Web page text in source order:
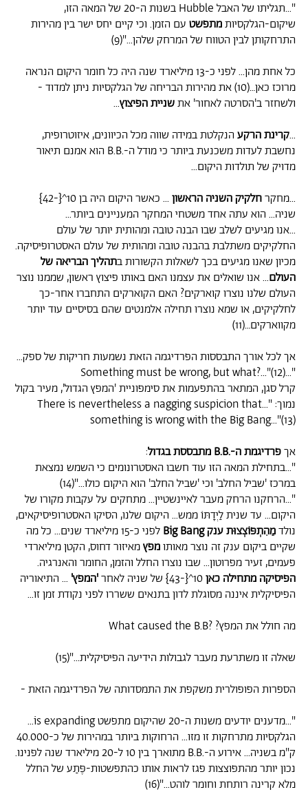
"...תגליתו של האבל Hubble בשנות ה-20 של המאה הזו,
שיקום-הגלקסיותמתפשטעם הזמן. וכי קיים יחס ישר בין מהירות
התרחקותן לבין הטווח של המרחק שלהן..."(9)
כל אחת מהן... לפני כ-13 מיליארד שנה היה כל חומר היקום הנראה
מרוכז כאן…(10) את מהירות הבריחה של הגלקסיות ניתן למדוד -
ולשחזר ב'הסרטה לאחור' אתשניית הפיצוץ...
...קרינת הרקעהנקלטת במידה שווה מכל הכיוונים, איזוטרופית,
נחשבת לעדות משכנעת ביותר כי מודל ה-.B.B הוא אמנם תיאור
מדויק של תולדות היקום...
...מחקרחלקיק השניה הראשון
... כאשר היקום היה בן 10^{-42}
שניה... הוא עתה אחד משטחי המחקר המעניינים ביותר...
...אנו מגיעים לשלב שבו הבנה טובה ומהותית יותר של עולם
החלקיקים משתלבת בהבנה טובה ומהותית של עולם האסטרופיסיקה.
מכיון שאנו מגיעים בכך לשאלות הקשורות בתהליך הבריאה של
העולם... אנו שואלים את עצמנו האם באותו פיצוץ ראשון, שממנו נוצר
העולם שלנו נוצרו קוארקים? האם הקוארקים התחברו אחר-כך
לחלקיקים, או שמא נוצרו תחילה אלמנטים שהם בסיסיים עוד יותר
מקווארקים…(11)
אך לכל אורך התבססות הפרדיגמה הזאת נשמעות חריקות של ספק...
"...Something must be wrong, but what?..."(12)
קרל סגן, המתאר בהתפעמות את סימפוניית 'המפץ הגדול', מעיר בקול
נמוך: "...There is nevertheless a nagging suspicion that
something is wrong with the Big Bang..."(13)
אךפרדיגמת ה-.B.B מתבססת בגדול:
"...בתחילת המאה הזו עוד חשבו האסטרונומים כי השמש נמצאת
במרכז 'שביל החלב' וכי 'שביל החלב' הוא היקום כולו..."(14)
"...הרחקנו הרחק מעבר לאיינשטיין... מתחקים על עקבות מקורו של
היקום... עד שנית לַיְדָתּוֹ ממש... היקום שלנו, הסיקו האסטרופיסיקאים,
נולדמֵהִתְפּוֹצְצוּת ענק Big Bang
לפני כ-15 מיליארד שנים... כל מה
שקיים ביקום ענק זה נוצר מאותומפץמאיזור דחוס, הקטן מיליארדי
פעמים, זעיר מפרוטון... שבו נוצרו החלל והזמן, החומר והאנרגיה.
הפיסיקה מתחילה כאן10^{-43} של שניה לאחר 'המפץ' ... התיאוריה
הפיסיקלית איננה מסוגלת לדון בתנאים ששררו לפני נקודת זמן זו...
מה חולל את המפץ? ?What caused the B.B
שאלה זו משתרעת מעבר לגבולות הידיעה הפיסיקלית..."(15)
הספרות הפופולרית משקפת את התמסדותה של הפרדיגמה הזאת -
"...מדענים יודעים משנות ה-20 שהיקום מתפשט is expanding...
הגלקסיות מתרחקות זו מזו... הרחוקות ביותר במהירות של כ-40.000
ק"מ בשניה... אירוע ה-.B.B מתוארך בין 10 ל-20 מיליארד שנה לפנינו.
נכון יותר מהתפוצצות פגז לראות אותו כהתפשטות-פֶּתַע של החלל
מלא קרינה רותחת וחומר לוהט..."(16)